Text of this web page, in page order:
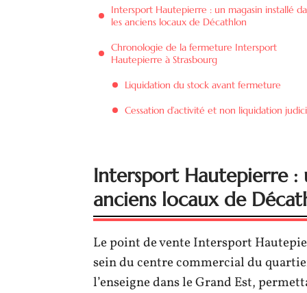
Intersport Hautepierre : un magasin installé
les anciens locaux de Décathlon
Chronologie de la fermeture Intersport
Hautepierre à Strasbourg
Liquidation du stock avant fermeture
Cessation d’activité et non liquidation
Intersport Hautepierre :
anciens locaux de
Le point de vente Intersport
sein du centre commercial du
l’enseigne dans le Grand Est,